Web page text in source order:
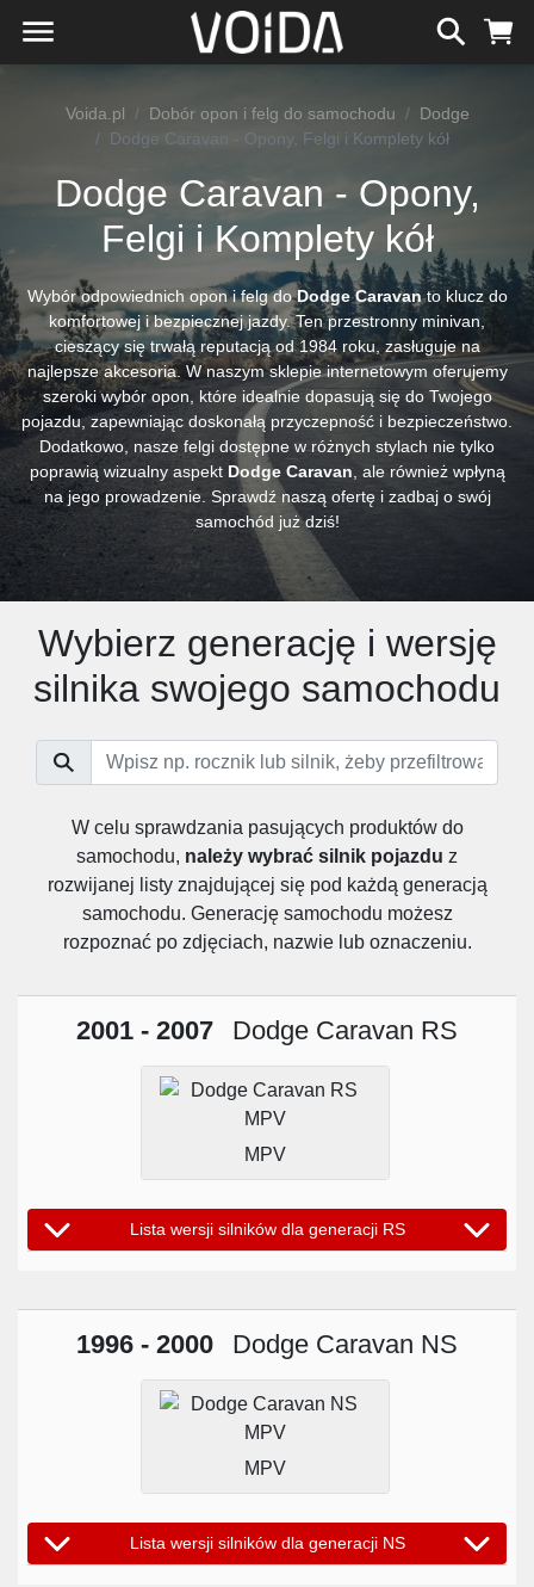
Voida.pl Dobór opon i felg do samochodu
Dodge
Dodge Caravan - Opony, Felgi i Komplety kół
Dodge Caravan - Opony,
Felgi i Komplety kół
Wybór odpowiednich opon i felg doDodge Caravanto klucz do
komfortowej i bezpiecznej jazdy. Ten przestronny minivan,
cieszący się trwałą reputacją od 1984 roku, zasługuje na
najlepsze akcesoria. W naszym sklepie internetowym oferujemy
szeroki wybór opon, które idealnie dopasują się do Twojego
pojazdu, zapewniając doskonałą przyczepność i bezpieczeństwo.
Dodatkowo, nasze felgi dostępne w różnych stylach nie tylko
poprawią wizualny aspekt Dodge Caravan , ale również wpłyną
na jego prowadzenie. Sprawdź naszą ofertę i zadbaj o swój
samochód już dziś!
Wybierz generację i wersję
silnika swojego samochodu
W celu sprawdzania pasujących produktów do
samochodu, należy wybrać silnik pojazdu z
rozwijanej listy znajdującej się pod każdą generacją
samochodu. Generację samochodu możesz
rozpoznać po zdjęciach, nazwie lub oznaczeniu.
2001 - 2007 Dodge Caravan RS
MPV
Lista wersji silników dla generacji RS
1996 - 2000 Dodge Caravan NS
MPV
Lista wersji silników dla generacji NS